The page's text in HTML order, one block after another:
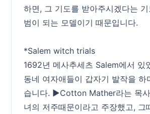
하면, 그 기도를 받아주시겠다는
범이 되는 모델이기 때문입니다.
*Salem witch trials
1692년 메사추세츠 Salem에서 있
동네 여자애들이 갑자기 발작을 하
습니다. ▶Cotton Mather라는 목
녀의 저주때문이라고 주장했고, 그